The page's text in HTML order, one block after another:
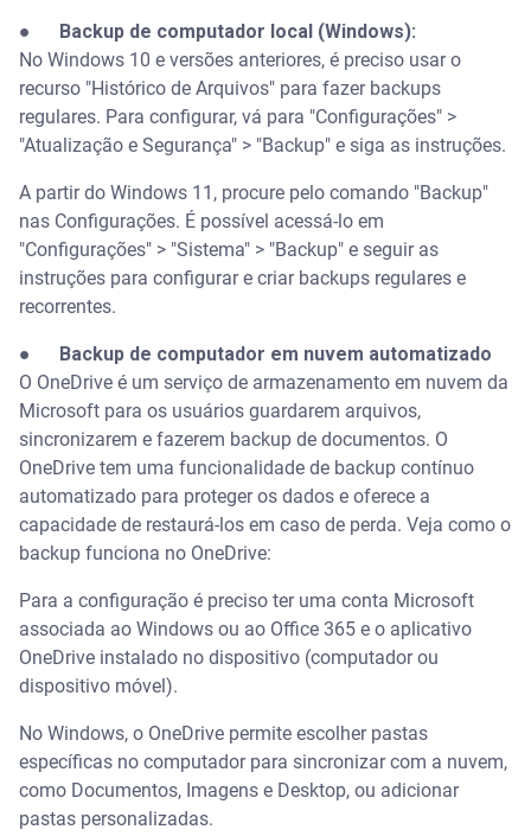
●
Backup de computador local (Windows):
No Windows 10 e versões anteriores, é preciso usar o
recurso "Histórico de Arquivos" para fazer backups
regulares. Para configurar, vá para "Configurações" >
"Atualização e Segurança" > "Backup" e siga as instruções.
A partir do Windows 11, procure pelo comando "Backup"
nas Configurações. É possível acessá-lo em
"Configurações" > "Sistema" > "Backup" e seguir as
instruções para configurar e criar backups regulares e
recorrentes.
●
Backup de computador em nuvem automatizado
O OneDrive é um serviço de armazenamento em nuvem da
Microsoft para os usuários guardarem arquivos,
sincronizarem e fazerem backup de documentos. O
OneDrive tem uma funcionalidade de backup contínuo
automatizado para proteger os dados e oferece a
capacidade de restaurá-los em caso de perda. Veja como o
backup funciona no OneDrive:
Para a configuração é preciso ter uma conta Microsoft
associada ao Windows ou ao Office 365 e o aplicativo
OneDrive instalado no dispositivo (computador ou
dispositivo móvel).
No Windows, o OneDrive permite escolher pastas
específicas no computador para sincronizar com a nuvem,
como Documentos, Imagens e Desktop, ou adicionar
pastas personalizadas.